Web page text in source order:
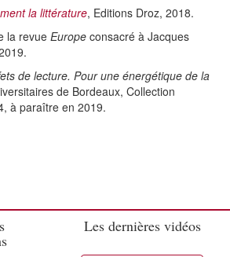
la littérature, Editions Droz, 2018.
la revue Europe consacré à Jacques
de lecture. Pour une énergétique de la
de Bordeaux, Collection
à paraître en 2019.
Les dernières vidéos